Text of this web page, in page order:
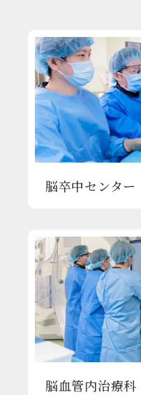
脳卒中センター
脳血管内治療科